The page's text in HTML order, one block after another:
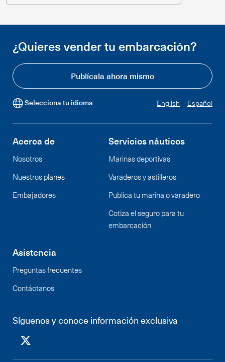
¿Quieres vender tu embarcación?
Publícala ahora mismo
Selecciona tu idioma English Español
Síguenos y conoce información exclusiva
Acerca de
Nosotros
Nuestros planes
Embajadores
Servicios náuticos
Marinas deportivas
Varaderos y astilleros
Publica tu marina o varadero
Cotiza el seguro para tu
embarcación
Asistencia
Preguntas frecuentes
Contáctanos